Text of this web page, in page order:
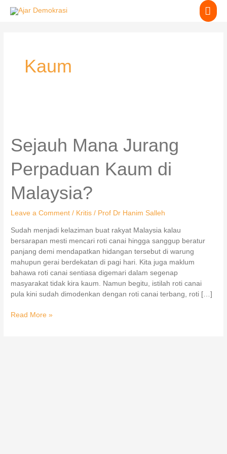
Kaum
Sejauh Mana Jurang
Perpaduan Kaum di
Malaysia?
Leave a Comment / Kritis / Prof Dr Hanim Salleh
Sudah menjadi kelaziman buat rakyat Malaysia kalau
bersarapan mesti mencari roti canai hingga sanggup beratur
panjang demi mendapatkan hidangan tersebut di warung
mahupun gerai berdekatan di pagi hari. Kita juga maklum
bahawa roti canai sentiasa digemari dalam segenap
masyarakat tidak kira kaum. Namun begitu, istilah roti canai
pula kini sudah dimodenkan dengan roti canai terbang, roti […]
Jurang
Perpaduan
di
Malaysia?
Read More »